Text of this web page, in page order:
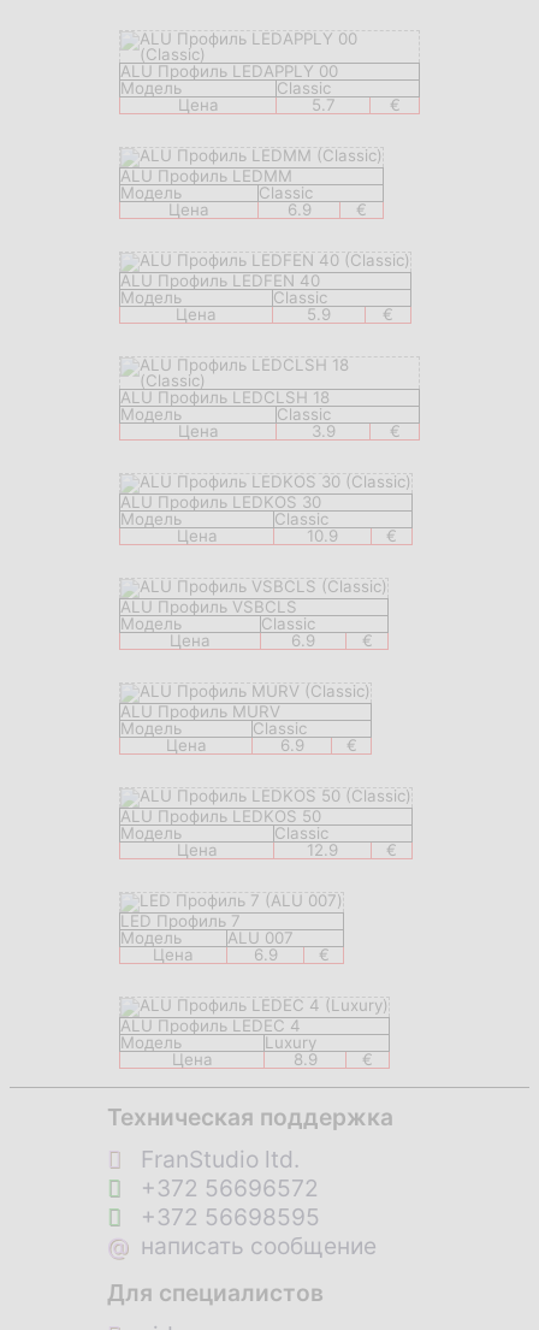
ALU Профиль LEDAPPLY 00
Модель
Classic
Цена
5.7 €
ALU Профиль LEDMM
Модель
Classic
Цена
6.9 €
ALU Профиль LEDFEN 40
Модель
Classic
Цена
5.9 €
ALU Профиль LEDCLSH 18
Модель
Classic
Цена
3.9 €
ALU Профиль LEDKOS 30
Модель
Classic
Цена
10.9 €
ALU Профиль VSBCLS
Модель
Classic
Цена
6.9 €
ALU Профиль MURV
Модель
Classic
Цена
6.9 €
ALU Профиль LEDKOS 50
Модель
Classic
Цена
12.9 €
LED Профиль 7
Модель
ALU 007
Цена
6.9 €
ALU Профиль LEDEC 4
Модель
Luxury
Цена
8.9 €
Техническая поддержка
FranStudio ltd.
+372 56696572
+372 56698595
@ написать сообщение
Для специалистов